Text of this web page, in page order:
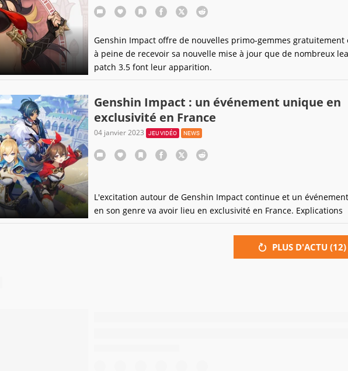
Genshin Impact offre de nouvelles primo-gemmes gratuitement
à peine de recevoir sa nouvelle mise à jour que de nombreux
patch 3.5 font leur apparition.
Genshin Impact : un événement unique en
exclusivité en France
04 janvier 2023 JEU VIDÉO NEWS
L'excitation autour de Genshin Impact continue et un
en son genre va avoir lieu en exclusivité en France. Explications
PLUS D'ACTU (12)